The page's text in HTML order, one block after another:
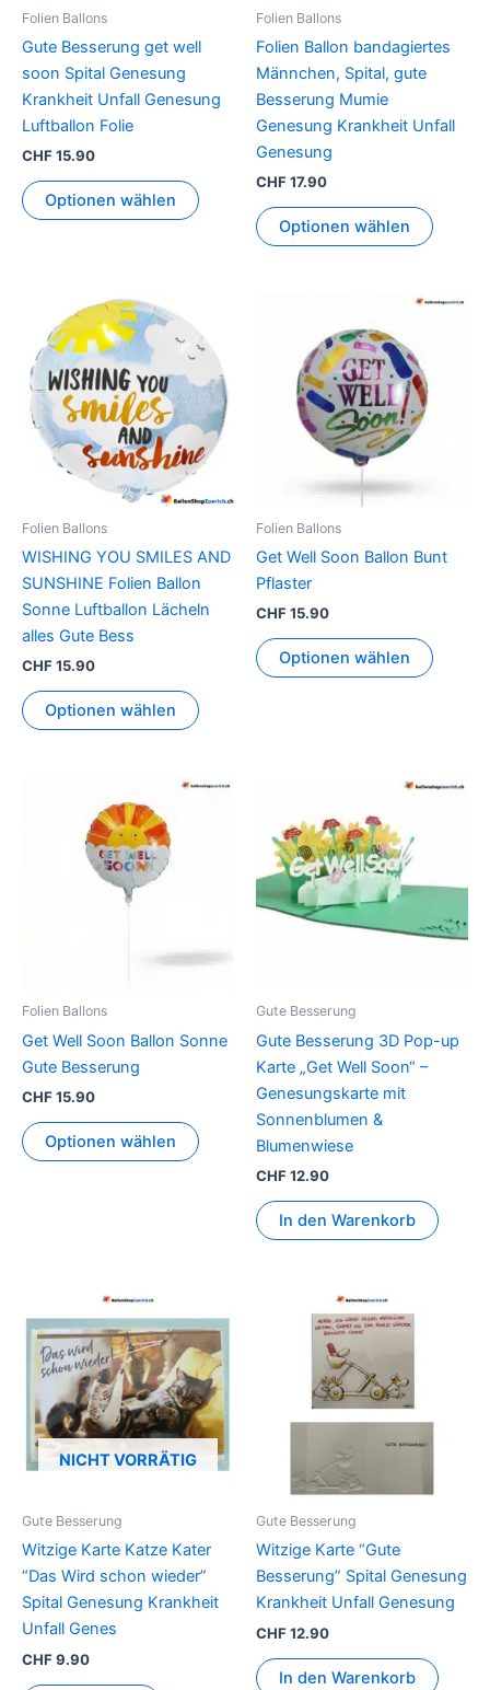
Folien Ballons
Gute Besserung get well
soon Spital Genesung
Krankheit Unfall Genesung
Luftballon Folie
CHF15.90
Optionen wählen
Folien Ballons
Folien Ballon bandagiertes
Männchen, Spital, gute
Besserung Mumie
Genesung Krankheit Unfall
Genesung
CHF17.90
Optionen wählen
Folien Ballons
WISHING YOU SMILES AND
SUNSHINE Folien Ballon
Sonne Luftballon Lächeln
alles Gute Bess
CHF15.90
Optionen wählen
Folien Ballons
Get Well Soon Ballon Bunt
Pflaster
CHF15.90
Optionen wählen
Folien Ballons
Get Well Soon Ballon Sonne
Gute Besserung
CHF15.90
Optionen wählen
Gute Besserung
Gute Besserung 3D Pop-up
Karte „Get Well Soon“ –
Genesungskarte mit
Sonnenblumen &
Blumenwiese
CHF12.90
In den Warenkorb
NICHT VORRÄTIG
Gute Besserung
Witzige Karte Katze Kater
“Das Wird schon wieder”
Spital Genesung Krankheit
Unfall Genes
CHF9.90
Gute Besserung
Witzige Karte “Gute
Besserung” Spital Genesung
Krankheit Unfall Genesung
CHF12.90
In den Warenkorb